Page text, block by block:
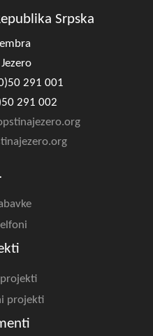
Srpska
291 001
291 002
projekti